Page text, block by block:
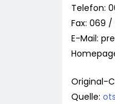
Telefon:
Fax: 069
E-Mail:
Original-
Quelle: ots